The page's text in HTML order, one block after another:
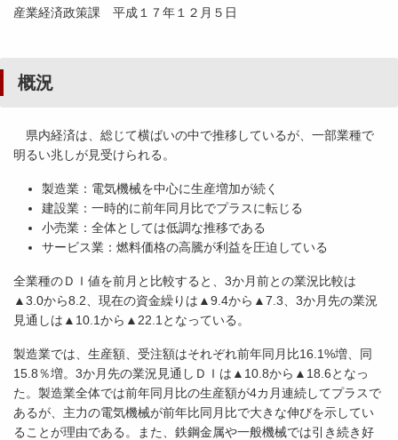
産業経済政策課 平成１７年１２月５日
概況
県内経済は、総じて横ばいの中で推移しているが、一部業種で
明るい兆しが見受けられる。
製造業：電気機械を中心に生産増加が続く
建設業：一時的に前年同月比でプラスに転じる
小売業：全体としては低調な推移である
サービス業：燃料価格の高騰が利益を圧迫している
全業種のＤＩ値を前月と比較すると、3か月前との業況比較は
▲3.0から8.2、現在の資金繰りは▲9.4から▲7.3、3か月先の業況
見通しは▲10.1から▲22.1となっている。
製造業では、生産額、受注額はそれぞれ前年同月比16.1%増、同
15.8％増。3か月先の業況見通しＤＩは▲10.8から▲18.6となっ
た。製造業全体では前年同月比の生産額が4カ月連続してプラスで
あるが、主力の電気機械が前年比同月比で大きな伸びを示してい
ることが理由である。また、鉄鋼金属や一般機械では引き続き好